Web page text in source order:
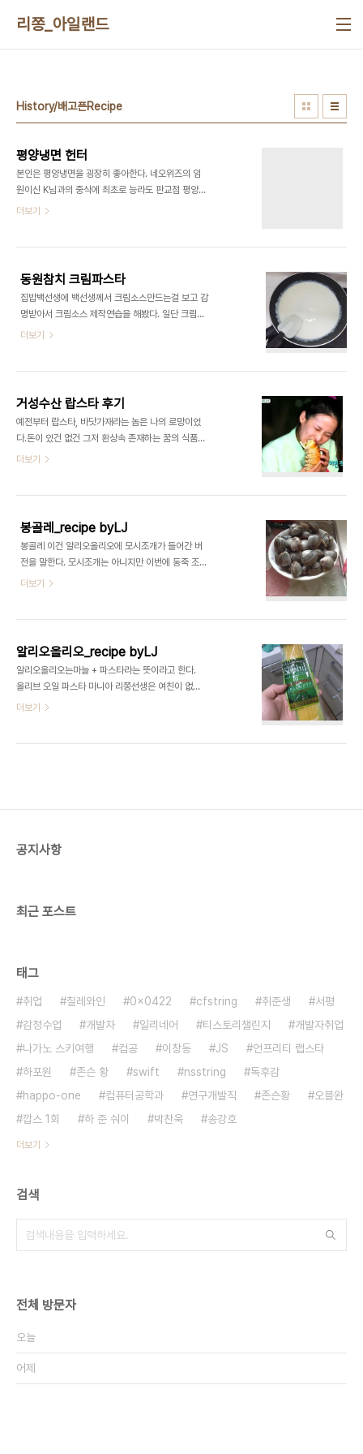
리쫑_아일랜드
History/배고픈Recipe
평양냉면 헌터
본인은 평양냉면을 굉장히 좋아한다. 네오위즈의 임
원이신 K님과의 중식에 최초로 능라도 판교점 평양
냉면을 접하고 맛에 반했으며바로 부모님께 이 맛을
을 남기기로 한다. 음.. Marked 지도를 하나 남기는
게 좋겠다. ( 구글지도 marking 해서 올릴 예정 ) 일
단 가본곳을 적어본다. 능라도 판교점 / 강남점 만포
면옥 서현 AK플라자점 우래옥 강남점 평가옥 판교점
정인면옥 여의도점 앞으로 갈 곳을 적어본다. 을밀대
스트가 잡혔으니 표로 정리해본다. 상호 위치 / 본점
더보기
동원참치 크림파스타
집밥백선생에 백선생께서 크림소스만드는걸 보고 감
명받아서 크림소스 제작연습을 해봤다. 일단 크림소
스를 만들기위해 '루' 가 필요한데 이는 기름+밀가루
나온 기름에다가 밀가루를 투하해서 만들었다. 첫번
째는 나도 비슷하게해봤는데 술취해서 만들어서 그
런지 그냥 개똥망했다. 우유양이 적었던 것 같기도 하
다. 두번째는 식용유에 만들어봤다.아.. 아무런 맛이
안난다. 소금간했더니 그냥 소금짠맛만 나지 이게 크
3-1은 루를 만들었는데 덩어리져서 잘 안되었다. 그
해서 하라..
더보기
거성수산 랍스타 후기
예전부터 랍스타, 바닷가재라는 놈은 나의 로망이었
다.돈이 있건 없건 그저 환상속 존재하는 꿈의 식품일
뿐, 나의 입가에는 접근할 생각조차 하지 않았었다.
한 자태를 보라. 먹고싶지 아니한가? 그래서 알아봤
다...나도 랍스타가 먹고싶다. 그러던중 이름도 아름
다운 '거성수산'이란곳을 찾았다. 명수형의 냄새가 강
하게나는 거성수산에다가 전화로 주문을 넣어봤다.
가격은 그때그때 다른데
여기가 거성수산 블로그다 들어가면 다 나온다.인천
톡+전화로 했고, 어렵지..
더보기
봉골레_recipe byLJ
봉골레 이건 알리오올리오에 모시조개가 들어간 버
전을 말한다. 모시조개는 아니지만 이번에 동죽 조개
가 생겨서 봉골레에 도전해보기로 한다. 이게 동죽조
유와 합체할때도 쉽게 탈 수 있으니 적절한 두께를 찾
는건 당신의 능려크. 아까 말한대로 올리브유를 중불
에 댑혀놓고 마늘을 익혀 마늘향을 올리브유에 베이
도록 한다 마늘이 적당히 익었다 싶으면 조개를 넣고
익혀준다.근데 그냥넣으면 좀 비릴지도 모른다. 동생
있으니 그냥 넣어본다. 보통은 청주를 넣는다고하는
더보기
알리오올리오_recipe byLJ
알리오올리오는마늘 + 파스타라는 뜻이라고 한다.
올리브 오일 파스타 마니아 리쫑선생은 여친이 없으
니 노리타에 갈 생각은 접고 직접 알리오올리오를 만
늘향이 살아난다 면이 다익으면 물을버리고 올리브
더보기
공지사항
최근 포스트
태그
취업 칠레와인 0x0422 cfstring 취준생
서평
감정수업
개발자 일리네어 티스토리챌린지
개발자취업
나가노 스키여행
컴공 이창동 JS
언프리티 랩스타
하포원
존슨 황 swift nsstring
독후감
happo-one
컴퓨터공학과 연구개발직 존슨황
오블완
깝스 1회
하 준 숴이 박찬욱 송강호
더보기
검색
전체 방문자
오늘
어제